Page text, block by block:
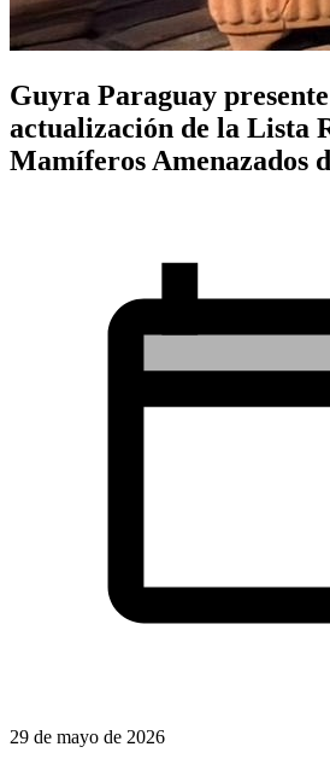
Guyra Paraguay
actualización de la Lista
Mamíferos Amenazados
29 de mayo de 2026